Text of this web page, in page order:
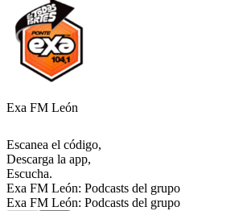
Exa FM León
Escanea el código,
Descarga la app,
Escucha.
Exa FM León: Podcasts del grupo
Exa FM León: Podcasts del grupo